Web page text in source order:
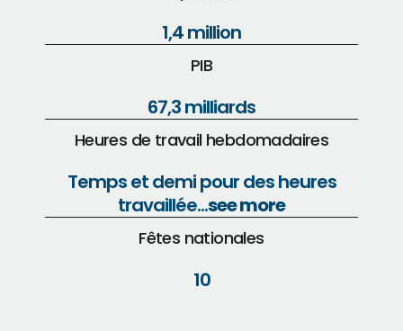
1,4 million
PIB
67,3 milliards
Heures de travail hebdomadaires
Temps et demi pour des heures
travaillée...see more
Fêtes nationales
10